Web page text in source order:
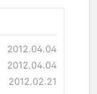
2012.04.04
2012.04.04
2012.02.21